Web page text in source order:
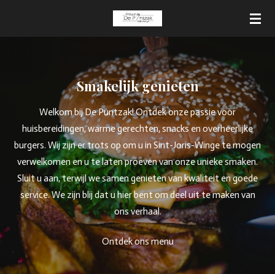
Smakelijk genieten
Welkom bij De Puntzak! Ontdek onze passie voor
huisbereidingen, warme gerechten, snacks en overheerlijke
burgers. Wij zijn er trots op om u in Sint-Joris-Winge te mogen
verwelkomen en u te laten proeven van onze unieke smaken.
Sluit u aan, terwijl we samen genieten van kwaliteit en goede
service. We zijn blij dat u hier bent om deel uit te maken van
ons verhaal.
Ontdek ons menu